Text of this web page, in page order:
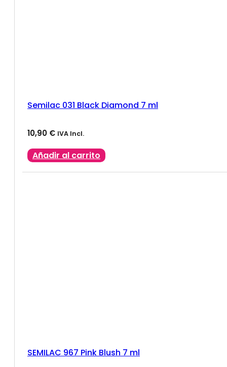
Semilac 031 Black Diamond 7 ml
10,90 € IVA Incl.
Añadir al carrito
SEMILAC 967 Pink Blush 7 ml